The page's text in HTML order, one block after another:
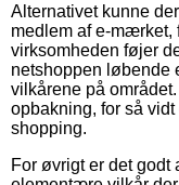
Alternativet kunne
medlem af e-mærket,
virksomheden føjer
netshoppen løbende
vilkårene på
opbakning, for så
shopping.
For øvrigt er det godt